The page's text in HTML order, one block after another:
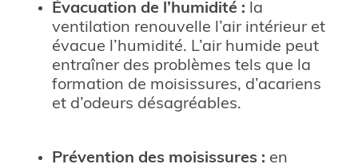
Évacuation de l’humidité : la
ventilation renouvelle l’air intérieur et
évacue l’humidité. L’air humide peut
entraîner des problèmes tels que la
formation de moisissures, d’acariens
et d’odeurs désagréables.
Prévention des moisissures : en